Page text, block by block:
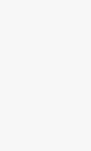
EL PROGRAMA
ACCESO
ESPAÑOLAS
FASE DE
DEL CONCURSO DE